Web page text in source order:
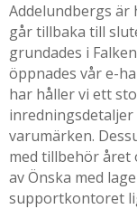
Addelundbergs är
går tillbaka till
grundades i
öppnades vår e-
har håller vi ett
varumärken.
med tillbehör året
av Önska med
supportkontoret